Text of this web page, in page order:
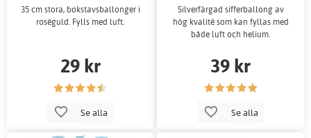
35 cm stora, bokstavsballonger i
roséguld. Fylls med luft.
29 kr
Se alla
Silverfärgad sifferballong av
hög kvalité som kan fyllas med
både luft och helium.
39 kr
Se alla